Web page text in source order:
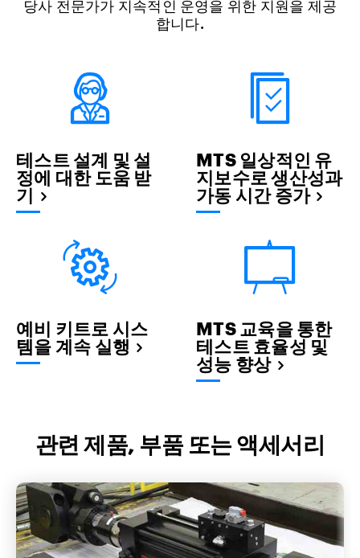
당사 전문가가 지속적인 운영을 위한 지원을 제공
합니다.
테스트 설계 및 설
정에 대한 도움 받
기
MTS 일상적인 유
지보수로 생산성과
가동 시간 증가
예비 키트로 시스
템을 계속 실행
MTS 교육을 통한
테스트 효율성 및
성능 향상
관련 제품, 부품 또는 액세서리